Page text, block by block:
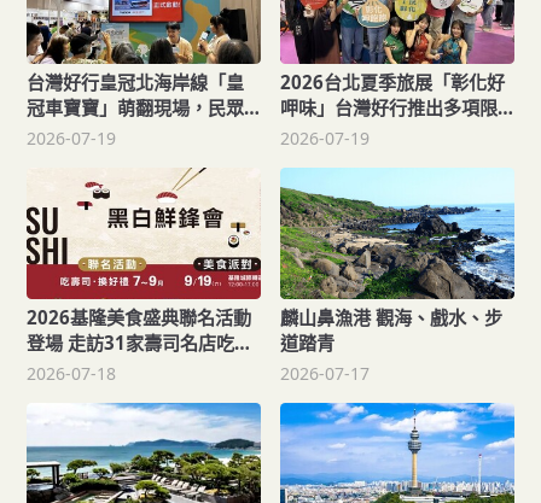
台灣好行皇冠北海岸線「皇
冠車寶寶」萌翻現場，民眾
一次購入10組套票抽中雙重
2026-07-19
2026台北夏季旅展「彰化好
呷味」台灣好行推出多項限
量優惠
2026-07-19
2026基隆美食盛典聯名活動
登場 走訪31家壽司名店吃美
食、抽大獎
2026-07-18
麟山鼻漁港 觀海、戲水、步
道踏青
2026-07-17